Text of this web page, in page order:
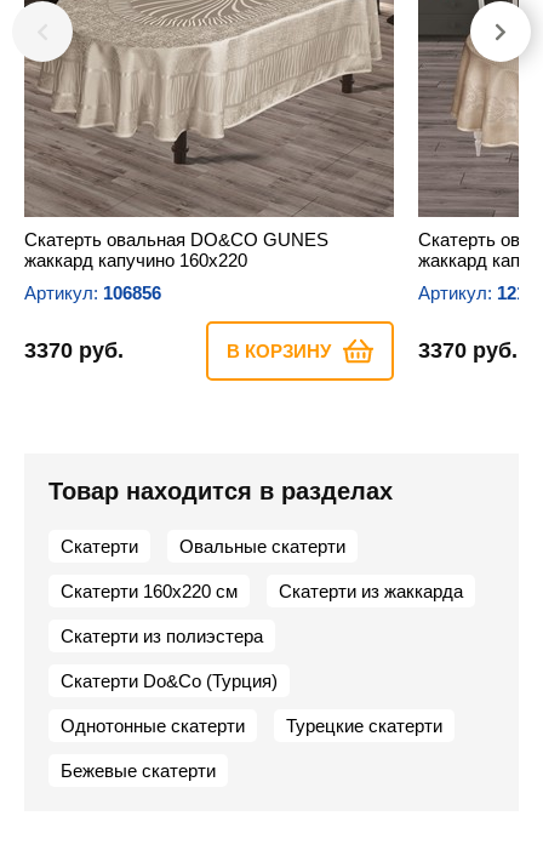
Скатерть овальная DO&CO GUNES
жаккард капучино 160х220
Артикул: 106856
3370 руб. В КОРЗИНУ
Скатерть
жаккард
Артикул:
3370 руб.
Товар находится в разделах
Скатерти Овальные скатерти
Скатерти 160х220 см Скатерти из жаккарда
Скатерти из полиэстера
Скатерти Do&Co (Турция)
Однотонные скатерти Турецкие скатерти
Бежевые скатерти